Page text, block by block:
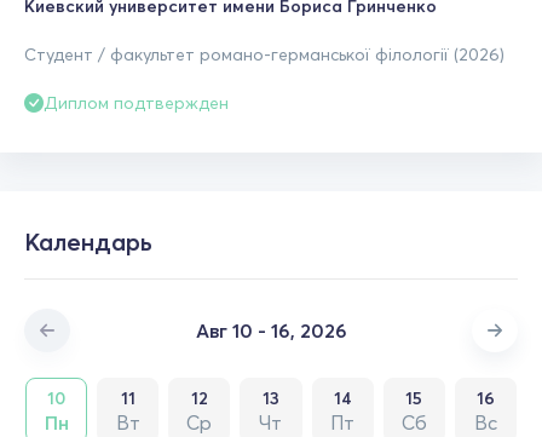
Киевский университет имени Бориса Гринченко
Студент / факультет романо-германської філології (2026)
Диплом подтвержден
Календарь
Авг 10 - 16, 2026
10
Пн
11
Вт
12
Ср
13
Чт
14
Пт
15
Сб
16
Вс